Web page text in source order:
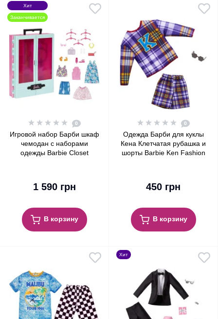
Хит
Заканчивается
0
Игровой набор Барби шкаф
чемодан с наборами
одежды Barbie Closet
1 590 грн
В корзину
0
Одежда Барби для куклы
Кена Клетчатая рубашка и
шорты Barbie Ken Fashion
450 грн
В корзину
Хит